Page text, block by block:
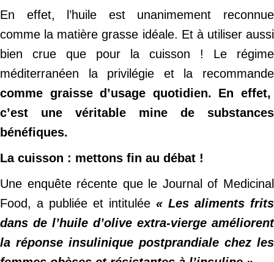
En effet, l’huile est unanimement reconnue
comme la matière grasse idéale. Et à utiliser aussi
bien crue que pour la cuisson ! Le régime
méditerranéen la privilégie et la recommande
comme graisse d’usage quotidien. En effet,
c’est une véritable mine de substances
bénéfiques.
La cuisson : mettons fin au débat !
Une enquête récente que le Journal of Medicinal
Food, a publiée et intitulée « Les aliments frits
dans de l’huile d’olive extra-vierge améliorent
la réponse insulinique postprandiale chez les